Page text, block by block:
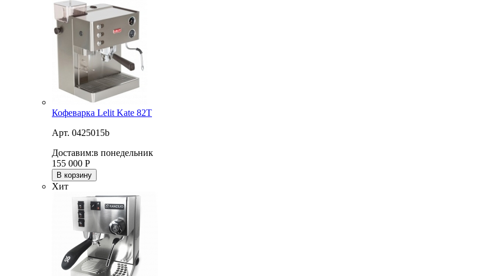
Кофеварка Lelit Kate 82T
Арт. 0425015b
Доставим:в понедельник
155 000 Р
В корзину
Хит